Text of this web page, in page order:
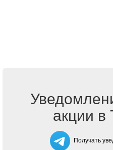
акции в
Получать